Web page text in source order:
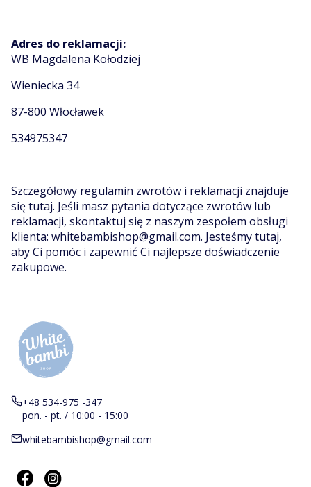
Adres do reklamacji:
WB Magdalena Kołodziej
Wieniecka 34
87-800 Włocławek
534975347
Szczegółowy regulamin zwrotów i reklamacji znajduje
siętutaj. Jeśli masz pytania dotyczące zwrotów lub
reklamacji, skontaktuj się z naszym zespołem obsługi
klienta: whitebambishop@gmail.com. Jesteśmy tutaj,
aby Ci pomóc i zapewnić Ci najlepsze doświadczenie
zakupowe.
+48 534-975 -347
pon. - pt. / 10:00 - 15:00
whitebambishop@gmail.com